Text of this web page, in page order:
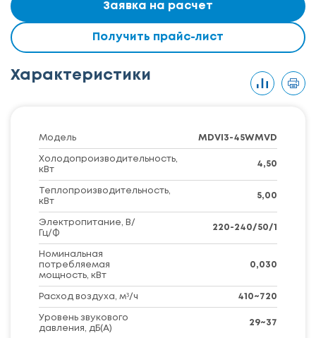
Заявка на расчет
Получить прайс-лист
Характеристики
Модель MDVI3-45WMVD
Холодопроизводительность,
кВт
4,50
Теплопроизводительность,
кВт
5,00
Электропитание, В/
Гц/Ф
220-240/50/1
Номинальная
потребляемая
мощность, кВт
0,030
Расход воздуха, м³/ч 410~720
Уровень звукового
давления, дБ(А)
29~37